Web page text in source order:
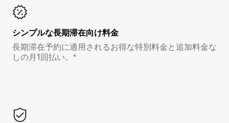
シンプルな長期滞在向け料金
長期滞在予約に適用されるお得な特別料金と追加料金な
しの月1回払い。*